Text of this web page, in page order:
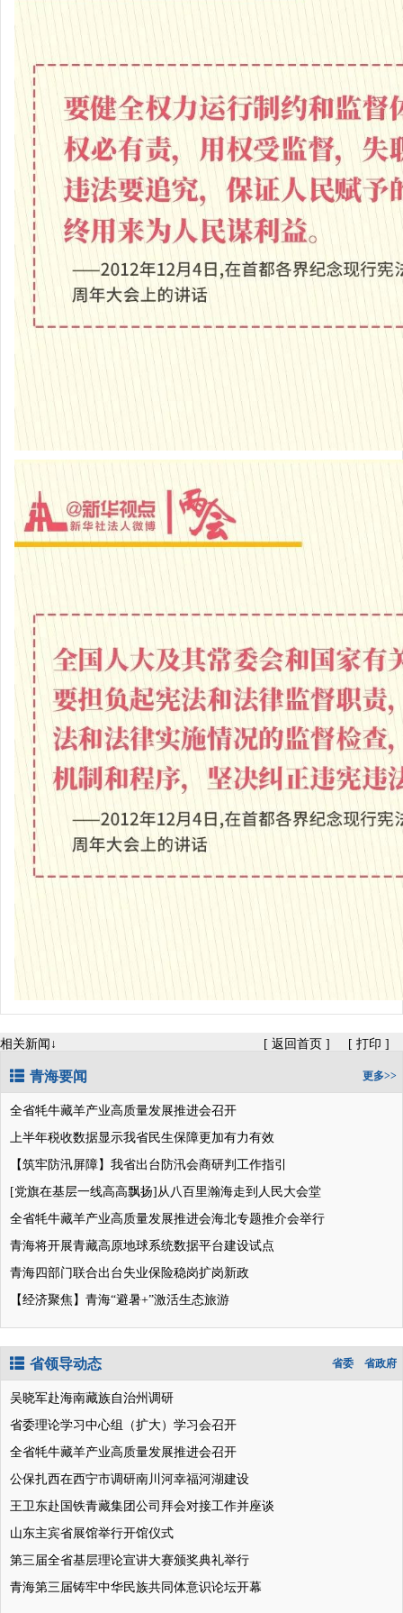
相关新闻↓ [ 返回首页 ] [ 打印 ]
青海要闻 更多>>
全省牦牛藏羊产业高质量发展推进会召开
上半年税收数据显示我省民生保障更加有力有效
【筑牢防汛屏障】我省出台防汛会商研判工作指引
[党旗在基层一线高高飘扬]从八百里瀚海走到人民大会堂
全省牦牛藏羊产业高质量发展推进会海北专题推介会举行
青海将开展青藏高原地球系统数据平台建设试点
青海四部门联合出台失业保险稳岗扩岗新政
【经济聚焦】青海“避暑+”激活生态旅游
省领导动态 省政府
省委
吴晓军赴海南藏族自治州调研
省委理论学习中心组（扩大）学习会召开
全省牦牛藏羊产业高质量发展推进会召开
公保扎西在西宁市调研南川河幸福河湖建设
王卫东赴国铁青藏集团公司拜会对接工作并座谈
山东主宾省展馆举行开馆仪式
第三届全省基层理论宣讲大赛颁奖典礼举行
青海第三届铸牢中华民族共同体意识论坛开幕